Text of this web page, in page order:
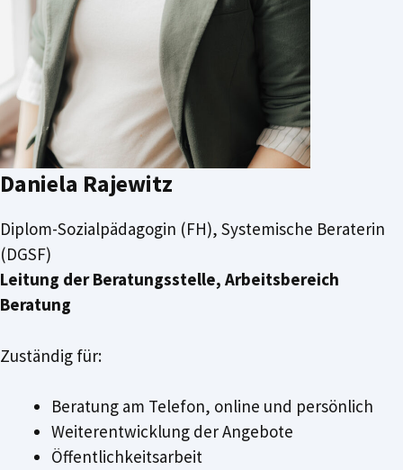
Daniela Rajewitz
Diplom-Sozialpädagogin (FH), Systemische Beraterin
(DGSF)
Leitung der Beratungsstelle, Arbeitsbereich
Beratung
Zuständig für:
Beratung am Telefon, online und persönlich
Weiterentwicklung der Angebote
Öffentlichkeitsarbeit